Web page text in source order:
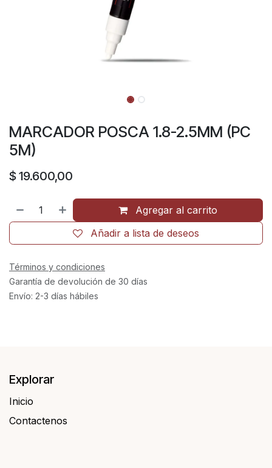
MARCADOR POSCA 1.8-2.5MM (PC
5M)
$ 19.600,00
Agregar al carrito
Añadir a lista de deseos
Términos y condiciones
Garantía de devolución de 30 días
Envío: 2-3 días hábiles
Explorar
Inicio
Contactenos​​